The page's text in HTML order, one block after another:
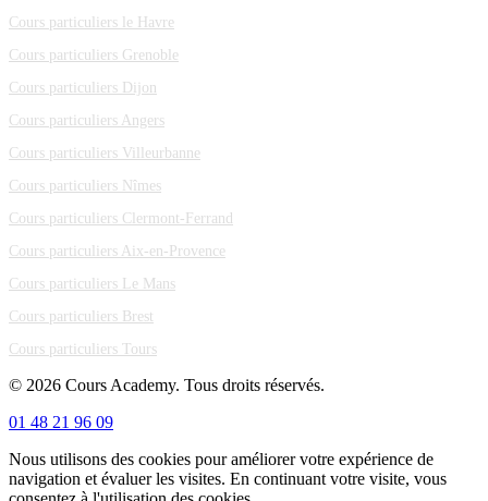
Cours particuliers le Havre
Cours particuliers Grenoble
Cours particuliers Dijon
Cours particuliers Angers
Cours particuliers Villeurbanne
Cours particuliers Nîmes
Cours particuliers Clermont-Ferrand
Cours particuliers Aix-en-Provence
Cours particuliers Le Mans
Cours particuliers Brest
Cours particuliers Tours
© 2026 Cours Academy. Tous droits réservés.
01 48 21 96 09
Nous utilisons des cookies pour améliorer votre expérience de
navigation et évaluer les visites. En continuant votre visite, vous